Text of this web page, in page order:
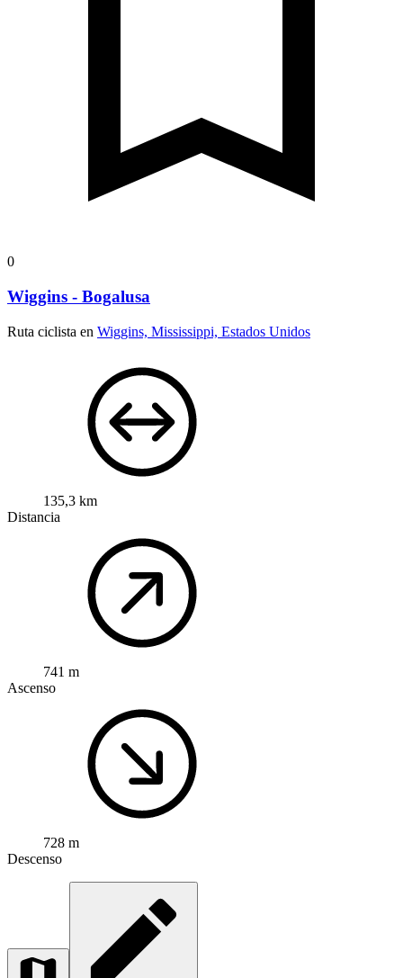
0
Wiggins - Bogalusa
Ruta ciclista en Wiggins, Mississippi, Estados Unidos
135,3 km
Distancia
741 m
Ascenso
728 m
Descenso